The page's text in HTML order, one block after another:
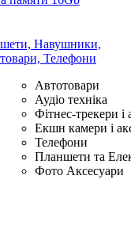
Навушники,
Телефони
Автотовари
Аудіо техніка
Фітнес-трекери і
Екшн камери і
Телефони
Планшети та
Фото Аксесуари